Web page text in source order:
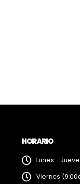
HORARIO
Lunes -
Viernes